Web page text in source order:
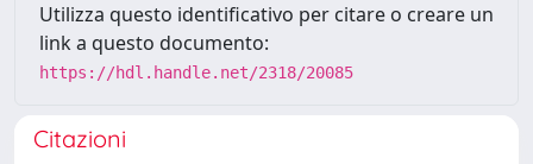
Utilizza questo identificativo per citare o creare un
link a questo documento:
https://hdl.handle.net/2318/20085
Citazioni